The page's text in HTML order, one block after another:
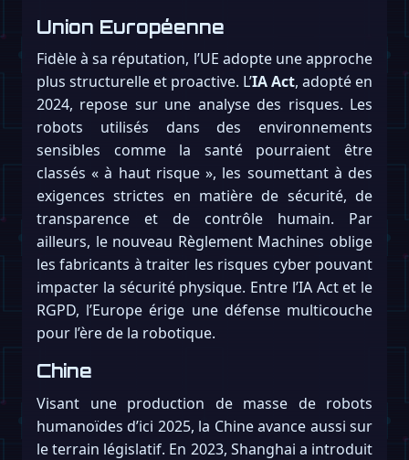
Union Européenne
Fidèle à sa réputation, l’UE adopte une approche
plus structurelle et proactive. L’IA Act, adopté en
2024, repose sur une analyse des risques. Les
robots utilisés dans des environnements
sensibles comme la santé pourraient être
classés « à haut risque », les soumettant à des
exigences strictes en matière de sécurité, de
transparence et de contrôle humain. Par
ailleurs, le nouveau Règlement Machines oblige
les fabricants à traiter les risques cyber pouvant
impacter la sécurité physique. Entre l’IA Act et le
RGPD, l’Europe érige une défense multicouche
pour l’ère de la robotique.
Chine
Visant une production de masse de robots
humanoïdes d’ici 2025, la Chine avance aussi sur
le terrain législatif. En 2023, Shanghai a introduit